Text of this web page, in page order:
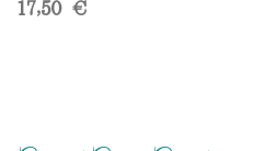
17,50€